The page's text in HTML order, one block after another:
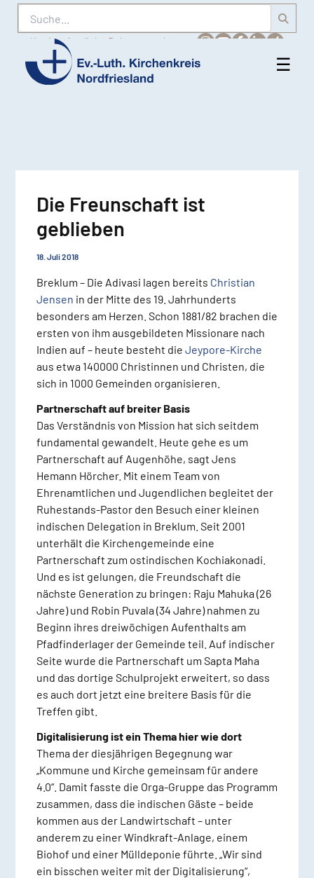
Suche
Karriere Amtliche Bekanntmachungen
Ev.-
☰
Die Freunschaft ist
geblieben
18. Juli 2018
Breklum – Die Adivasi lagen bereits Christian
Jensen in der Mitte des 19. Jahrhunderts
besonders am Herzen. Schon 1881/82 brachen die
ersten von ihm ausgebildeten Missionare nach
Indien auf – heute besteht die Jeypore-Kirche
aus etwa 140000 Christinnen und Christen, die
sich in 1000 Gemeinden organisieren.
Partnerschaft auf breiter Basis
Das Verständnis von Mission hat sich seitdem
fundamental gewandelt. Heute gehe es um
Partnerschaft auf Augenhöhe, sagt Jens
Hemann Hörcher. Mit einem Team von
Ehrenamtlichen und Jugendlichen begleitet der
Ruhestands-Pastor den Besuch einer kleinen
indischen Delegation in Breklum. Seit 2001
unterhält die Kirchengemeinde eine
Partnerschaft zum ostindischen Kochiakonadi.
Und es ist gelungen, die Freundschaft die
nächste Generation zu bringen: Raju Mahuka (26
Jahre) und Robin Puvala (34 Jahre) nahmen zu
Beginn ihres dreiwöchigen Aufenthalts am
Pfadfinderlager der Gemeinde teil. Auf indischer
Seite wurde die Partnerschaft um Sapta Maha
und das dortige Schulprojekt erweitert, so dass
es auch dort jetzt eine breitere Basis für die
Treffen gibt.
Digitalisierung ist ein Thema hier wie dort
Thema der diesjährigen Begegnung war
„Kommune und Kirche gemeinsam für andere
4.0“. Damit fasste die Orga-Gruppe das Programm
zusammen, dass die indischen Gäste – beide
kommen aus der Landwirtschaft – unter
anderem zu einer Windkraft-Anlage, einem
Biohof und einer Mülldeponie führte. „Wir sind
ein bisschen weiter mit der Digitalisierung“,